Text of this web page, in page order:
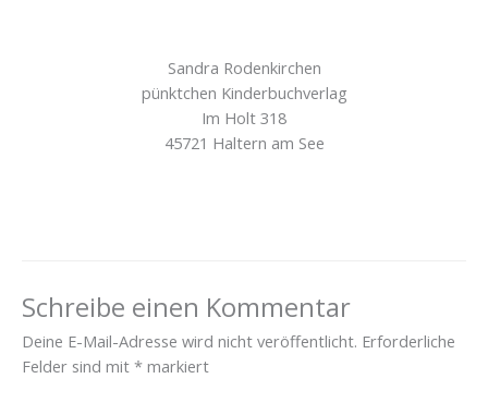
Sandra Rodenkirchen
pünktchen Kinderbuchverlag
Im Holt 318
45721 Haltern am See
Schreibe einen Kommentar
Deine E-Mail-Adresse wird nicht veröffentlicht. Erforderliche
Felder sind mit * markiert